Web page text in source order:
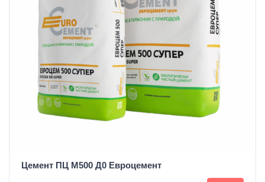
Цемент ПЦ М500 Д0 Евроцемент